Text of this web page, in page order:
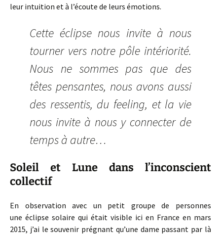
leur intuition et à l’écoute de leurs émotions.
Cette éclipse nous invite à nous
tourner vers notre pôle intériorité.
Nous ne sommes pas que des
têtes pensantes, nous avons aussi
des ressentis, du feeling, et la vie
nous invite à nous y connecter de
temps à autre…
Soleil et Lune dans l’inconscient
collectif
En observation avec un petit groupe de personnes
une éclipse solaire qui était visible ici en France en mars
2015, j’ai le souvenir prégnant qu’une dame passant par là